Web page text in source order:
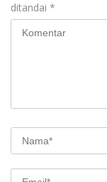
ditandai *